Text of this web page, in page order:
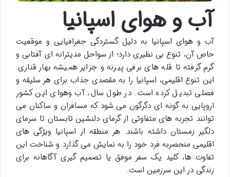
آب و هوای اسپانیا
آب و هوای اسپانیا به دلیل گستردگی جغرافیایی و موقعیت
خاص آن، تنوع بی نظیری دارد؛ از سواحل مدیترانه ای آفتابی و
گرم گرفته تا قله های برفی پیرنه و جزایر همیشه بهار قناری.
این تنوع اقلیمی، اسپانیا را به مقصدی جذاب برای هر سلیقه و
فصلی تبدیل کرده است. در طول سال، آب وهوای این کشور
اروپایی به گونه ای دگرگون می شود که مسافران و ساکنان می
توانند تجربه های متفاوتی از گرمای دلنشین تابستان تا سرمای
دلگیر زمستان داشته باشند. هر منطقه از اسپانیا ویژگی های
اقلیمی منحصربه فرد خود را به نمایش می گذارد و شناخت این
تفاوت ها، کلید یک سفر موفق یا تصمیم گیری آگاهانه برای
زندگی در این سرزمین است.